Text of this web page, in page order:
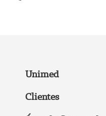
Unimed
Clientes